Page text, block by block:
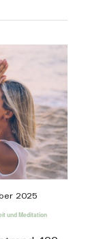
und Meditation
2025